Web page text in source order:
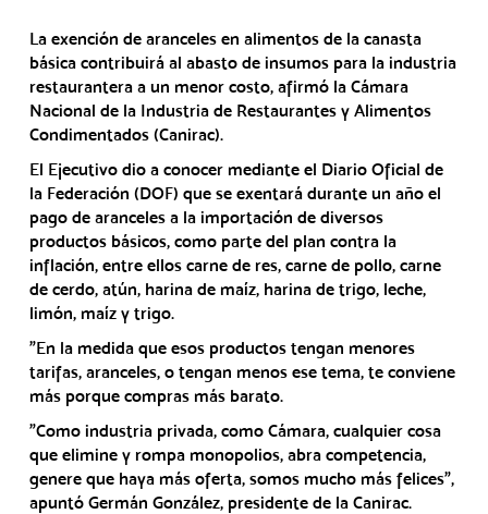
La exención de aranceles en alimentos de la canasta
básica contribuirá al abasto de insumos para la industria
restaurantera a un menor costo, afirmó la Cámara
Nacional de la Industria de Restaurantes y Alimentos
Condimentados (Canirac).
El Ejecutivo dio a conocer mediante el Diario Oficial de
la Federación (DOF) que se exentará durante un año el
pago de aranceles a la importación de diversos
productos básicos, como parte del plan contra la
inflación, entre ellos carne de res, carne de pollo, carne
de cerdo, atún, harina de maíz, harina de trigo, leche,
limón, maíz y trigo.
"En la medida que esos productos tengan menores
tarifas, aranceles, o tengan menos ese tema, te conviene
más porque compras más barato.
"Como industria privada, como Cámara, cualquier cosa
que elimine y rompa monopolios, abra competencia,
genere que haya más oferta, somos mucho más felices",
apuntó Germán González, presidente de la Canirac.